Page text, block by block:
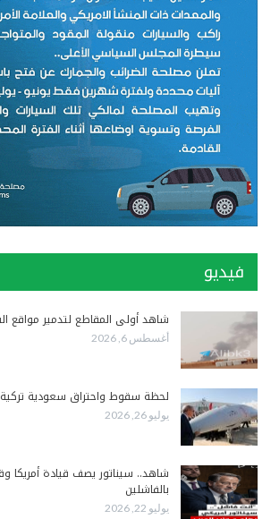
فيديو
شاهد أولى المقاطع لتدمير مواقع
أغسطس 6, 2026
لحظة سقوط واحتراق سعودية
يوليو 26, 2026
شاهد.. سيناتور يصف قيادة أمريكا
بالفاشلين
يوليو 22, 2026